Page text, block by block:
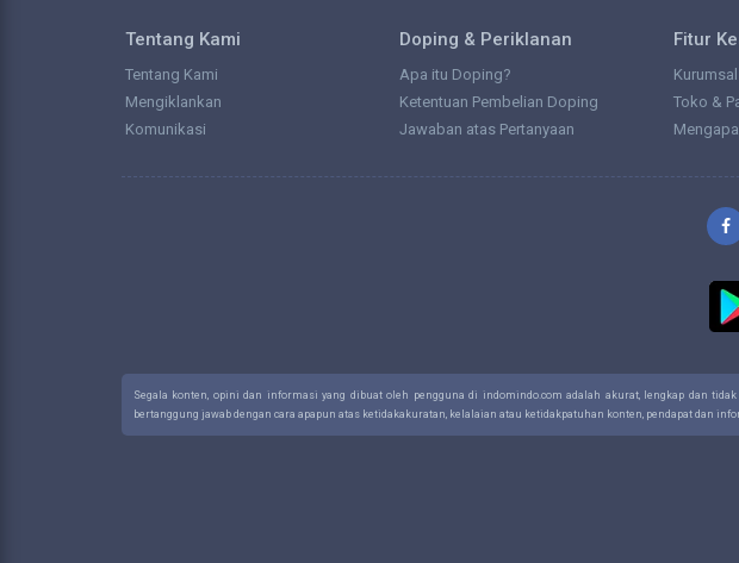
Tentang Kami
Tentang Kami
Mengiklankan
Komunikasi
Doping & Periklanan
Apa itu Doping?
Ketentuan Pembelian Doping
Jawaban atas Pertanyaan
Fitur
Toko &
Segala konten, opini dan informasi yang dibuat oleh pengguna di indomindo.com adalah akurat, lengkap dan
bertanggung jawab dengan cara apapun atas ketidakakuratan, kelalaian atau ketidakpatuhan konten, pendapat dan